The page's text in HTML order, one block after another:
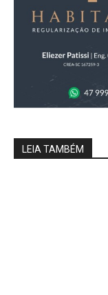
LEIA TAMBÉM